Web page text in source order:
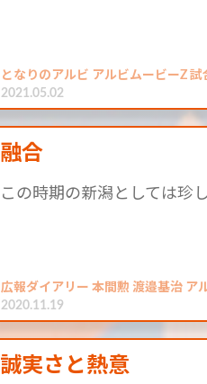
となりのアルビ アルビムービーZ
2021.05.02
融合
この時期の新潟としては珍
広報ダイアリー 本間勲 渡邉基治 ア
2020.11.19
誠実さと熱意